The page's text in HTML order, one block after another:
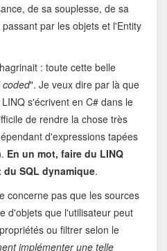
de sa souplesse, de sa
par les objets et l'Entity
: toute cette belle
". Je veux dire par là que
s'écrivent en C# dans le
de rendre la chose très
d'expressions tapées
En un mot, faire du LINQ
SQL dynamique.
concerne pas que les sources
d'objets que l'utilisateur peut
ou filtrer selon le
implémenter une telle